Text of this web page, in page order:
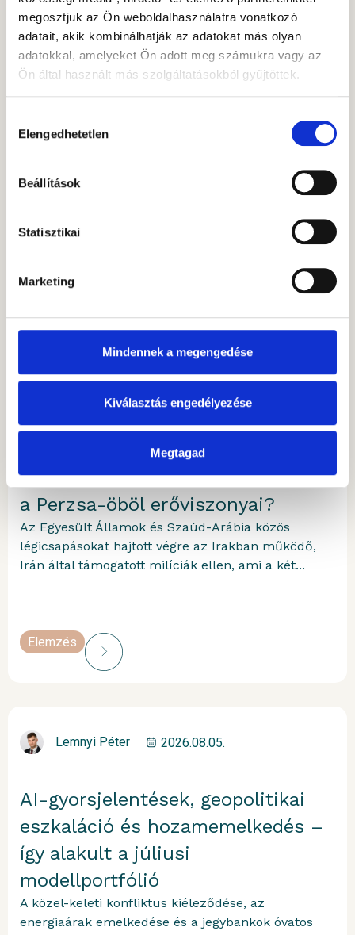
megosztjuk az Ön weboldalhasználatra vonatkozó
adatait, akik kombinálhatják az adatokat más olyan
adatokkal, amelyeket Ön adott meg számukra vagy az
Ön által használt más szolgáltatásokból gyűjtöttek.
kiválasztása
Elengedhetetlen
Beállítások
Statisztikai
Marketing
Mindennek a megengedése
Kiválasztás engedélyezése
Megtagad
Segítünk!
Forduljon hozzánk bizalommal! Iparági
kötöttségek nélkül, befektetőink elvárásait és
lehetőségeit szem előtt tartva nyújtunk
2026.08.06.
Szaúd-Arábia katonai
szerepvállalása: átrendeződnek-e
a Perzsa-öböl erőviszonyai?
Az Egyesült Államok és Szaúd-Arábia közös
légicsapásokat hajtott végre az Irakban működő,
Irán által támogatott milíciák ellen, ami a két...
Elemzés
Lemnyi Péter 2026.08.05.
AI-gyorsjelentések, geopolitikai
eszkaláció és hozamemelkedés –
így alakult a júliusi
modellportfólió
A közel-keleti konfliktus kiéleződése, az
energiaárak emelkedése és a jegybankok óvatos